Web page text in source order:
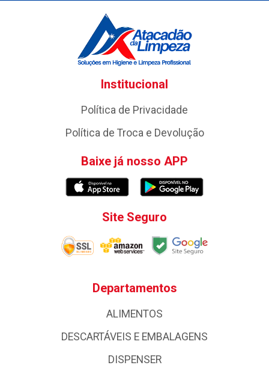
Institucional
Política de Privacidade
Política de Troca e Devolução
Baixe já nosso APP
Site Seguro
Departamentos
ALIMENTOS
DESCARTÁVEIS E EMBALAGENS
DISPENSER